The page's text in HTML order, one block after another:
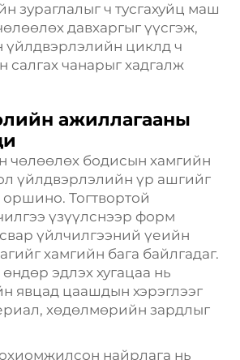
зураглалыг ч тусгахуйц маш
давхаргыг үүсгэж,
үйлдвэрлэлийн циклд ч
салгах чанарыг хадгалж
ажиллагааны
чөлөөлөх бодисын хамгийн
үйлдвэрлэлийн үр ашгийг
Тогтвортой
үзүүлснээр форм
үйлчилгээний үеийн
хамгийн бага байлгадаг.
эдлэх хугацаа нь
явцад цаашдын хэрэглээг
хөдөлмөрийн зардлыг
найрлага нь